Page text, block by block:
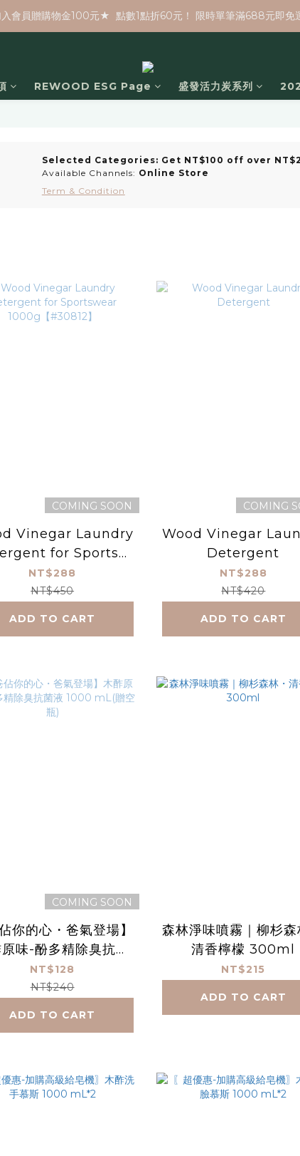
會員贈購物金100元★  點數1點折60元！ 限時單筆滿688元即免
REWOOD ESG Page 盛發活力炭系列
Selected Categories: Get NT$100 off over
Available Channels: Online Store
Term & Condition
COMING SOON
Vinegar Laundry
for Sportsw
1000g【#30812】
NT$288
NT$450
ADD TO CART
COMING
Wood Vinegar
Detergent
NT$288
NT$420
ADD TO CART
COMING SOON
佔你的心・爸氣登場】
味-酚多精除臭抗菌
1000 mL(贈空瓶)
NT$128
NT$240
ADD TO CART
森林淨味噴霧｜柳杉森
清香檸檬 300ml
NT$215
ADD TO CART